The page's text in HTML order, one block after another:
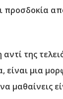
προσδοκία
της
είναι μια
μαθαίνεις